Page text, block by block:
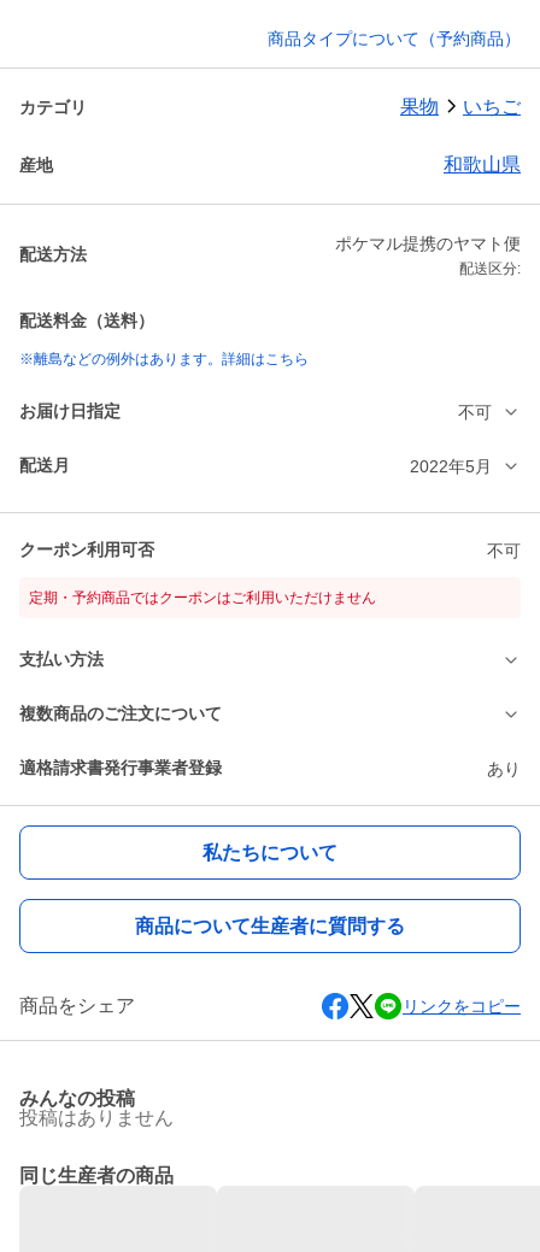
商品タイプについて（予約商品）
カテゴリ 果物 いちご
産地 和歌山県
配送方法
ポケマル提携のヤマト便
配送区分:
配送料金（送料）
※離島などの例外はあります。詳細はこちら
お届け日指定 不可
配送月 2022年5月
クーポン利用可否 不可
定期・予約商品ではクーポンはご利用いただけません
支払い方法
複数商品のご注文について
適格請求書発行事業者登録 あり
私たちについて
商品について生産者に質問する
商品をシェア リンクをコピー
みんなの投稿
投稿はありません
同じ生産者の商品